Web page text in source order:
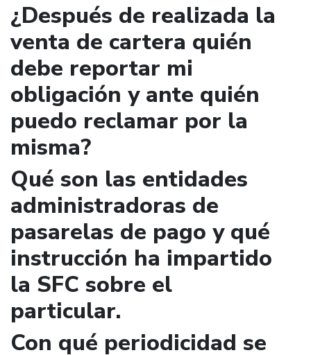
¿Después de realizada la
venta de cartera quién
debe reportar mi
obligación y ante quién
puedo reclamar por la
misma?
Qué son las entidades
administradoras de
pasarelas de pago y qué
instrucción ha impartido
la SFC sobre el
particular.
Con qué periodicidad se